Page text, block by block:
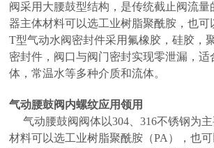
阀采用大腰鼓型结构，是传统截止阀流量
器主体材料可以选工业树脂聚酰胺，也可
T型气动水阀密封件采用氟橡胶，硅胶，
密封件，阀口与阀门密封实现零泄漏，适
体，常温水等多种介质和流体。
气动腰鼓阀内螺纹应用领用
气动腰鼓阀阀体以304、316不锈钢为
材料可以选工业树脂聚酰胺（PA），也可